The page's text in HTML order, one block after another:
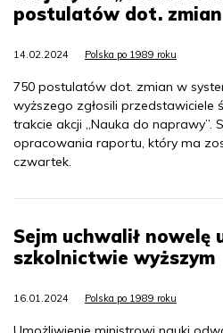
postulatów dot.
14.02.2024 Polska po 1989 roku
750 postulatów dot. zmian w
wyższego zgłosili
trakcie akcji „Nauka do naprawy”.
opracowania raportu, który ma
czwartek.
Sejm uchwalił nowelę
szkolnictwie wyższym
16.01.2024 Polska po 1989 roku